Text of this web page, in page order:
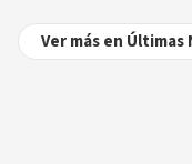
Ver más en Últimas